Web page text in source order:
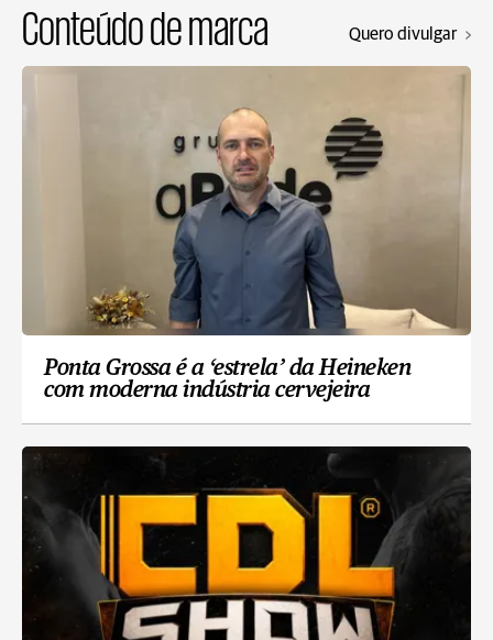
Conteúdo de marca Quero divulgar
Ponta Grossa é a ‘estrela’ da Heineken
com moderna indústria cervejeira